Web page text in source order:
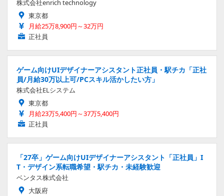
株式会社enrich technology
東京都
月給25万8,900円～32万円
正社員
ゲーム向けUIデザイナーアシスタント正社員・駅チカ「正社
員/月給30万以上可/PCスキル活かしたい方」
株式会社ELシステム
東京都
月給23万5,400円～37万5,400円
正社員
「27卒」ゲーム向けUIデザイナーアシスタント「正社員」I
T・デザイン系転職希望・駅チカ・未経験歓迎
ベンタス株式会社
大阪府